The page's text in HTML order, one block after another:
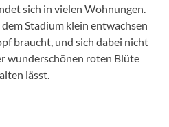
sich in vielen Wohnungen.
Stadium klein entwachsen
braucht, und sich dabei nicht
wunderschönen roten Blüte
lässt.